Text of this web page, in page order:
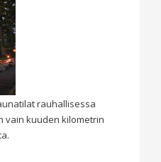
rauhallisessa
vain kuuden kilometrin